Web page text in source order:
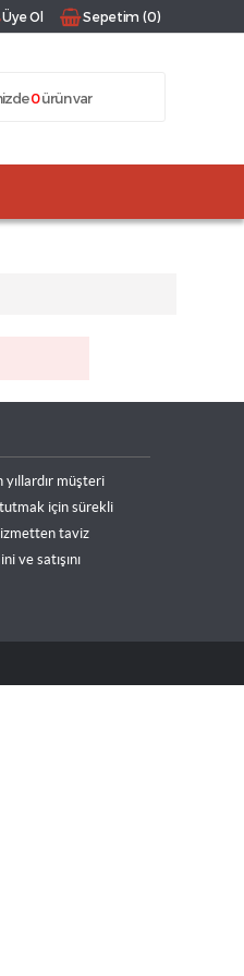
Üye Ol Sepetim (0)
0ürün var
müşteri
için sürekli
taviz
ve satışını